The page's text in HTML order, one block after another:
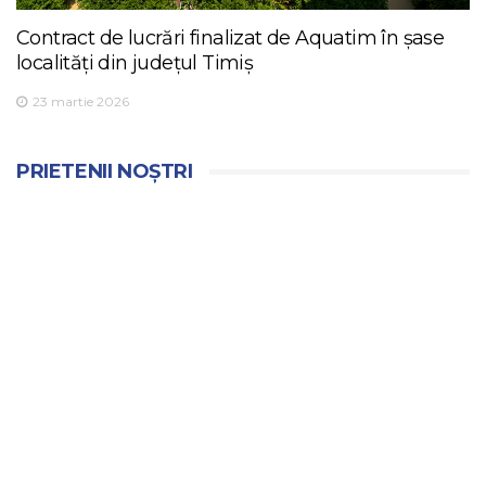
Contract de lucrări finalizat de Aquatim în șase
localități din județul Timiș
23 martie 2026
PRIETENII NOȘTRI